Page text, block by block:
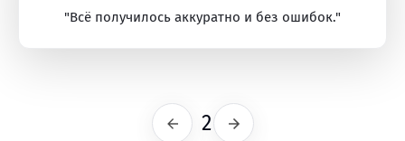
"Всё получилось аккуратно и без ошибок."
Предыдущая
2 Следующая